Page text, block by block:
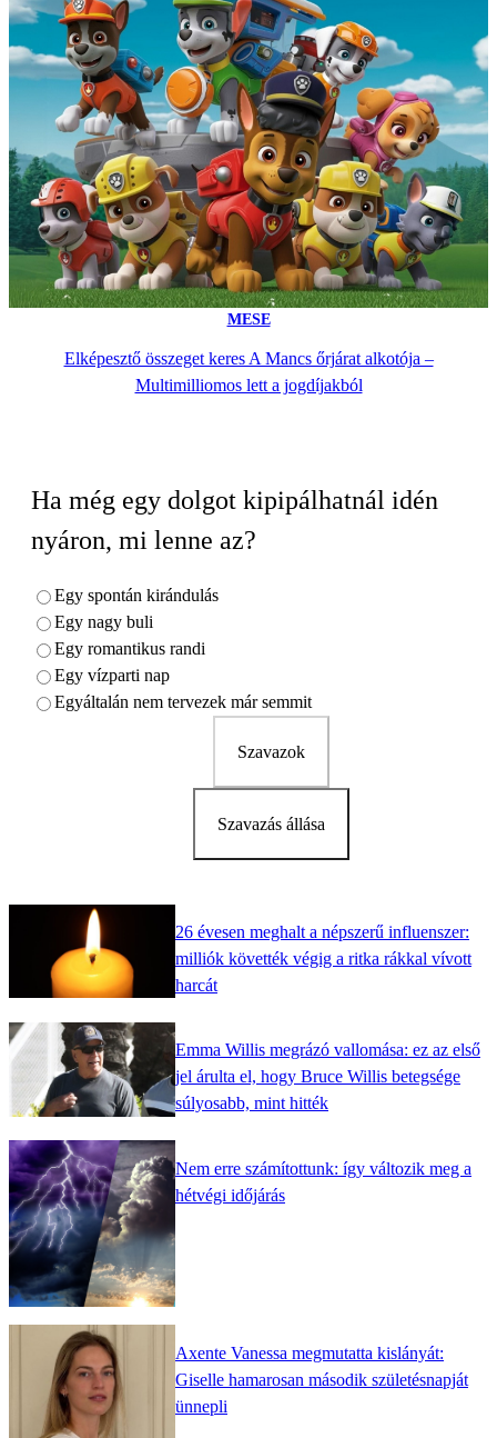
MESE
Elképesztő összeget keres A Mancs őrjárat alkotója –
Multimilliomos lett a jogdíjakból
Ha még egy dolgot kipipálhatnál idén
nyáron, mi lenne az?
Egy spontán kirándulás
Egy nagy buli
Egy romantikus randi
Egy vízparti nap
Egyáltalán nem tervezek már semmit
Szavazok
Szavazás állása
26 évesen meghalt a népszerű influenszer:
milliók követték végig a ritka rákkal vívott
harcát
Emma Willis megrázó vallomása: ez az első
jel árulta el, hogy Bruce Willis betegsége
súlyosabb, mint hitték
Nem erre számítottunk: így változik meg a
hétvégi időjárás
Axente Vanessa megmutatta kislányát:
Giselle hamarosan második születésnapját
ünnepli